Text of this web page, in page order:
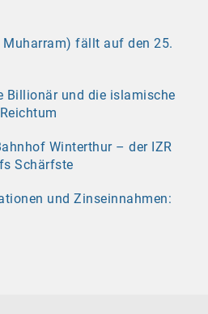
Muharram) fällt auf den 25.
Billionär und die islamische
Winterthur – der IZR
Schärfste
und Zinseinnahmen: